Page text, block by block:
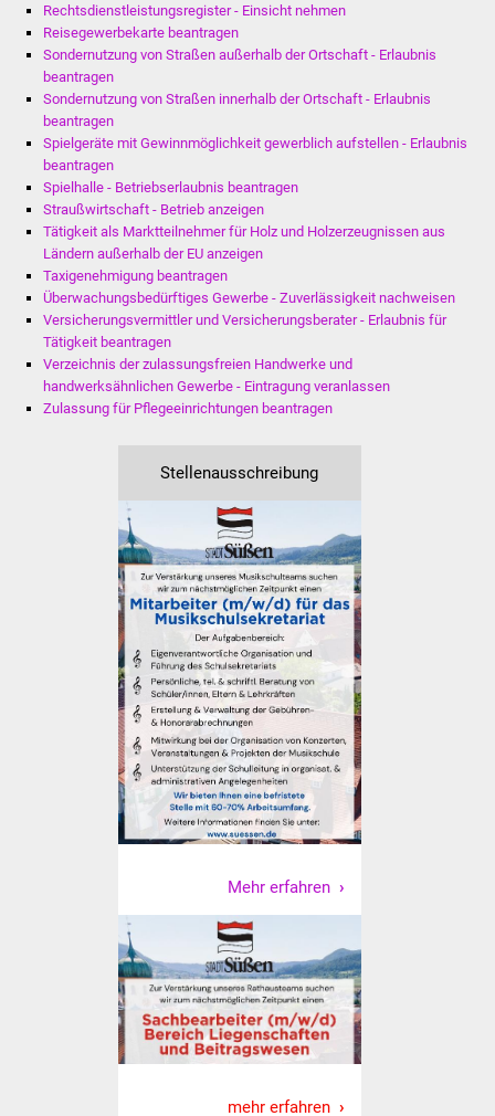
Bürgerinfos
Bildung
Schulen
Kolping-Musikschule
Soziale Einrichtungen
Kirchen
Lokale Agenda
Jugendhaus
Kinder- und
Familienzentrum
Stadtwerke
Suenergie
NETZMonitor
Gesundheit und Notfall
Pflege von Angehörigen
Hitzewarnung / UV-
Index
ÖPNV
Bürgerbus (MOBS)
Rechtsdienstleistungsregister - Einsicht nehmen
Reisegewerbekarte beantragen
Sondernutzung von Straßen außerhalb der Ortschaft - Erlaubnis
beantragen
Sondernutzung von Straßen innerhalb der Ortschaft - Erlaubnis
beantragen
Spielgeräte mit Gewinnmöglichkeit gewerblich aufstellen - Erlaubnis
beantragen
Spielhalle - Betriebserlaubnis beantragen
Straußwirtschaft - Betrieb anzeigen
Tätigkeit als Marktteilnehmer für Holz und Holzerzeugnissen aus
Ländern außerhalb der EU anzeigen
Taxigenehmigung beantragen
Überwachungsbedürftiges Gewerbe - Zuverlässigkeit nachweisen
Versicherungsvermittler und Versicherungsberater - Erlaubnis für
Tätigkeit beantragen
Verzeichnis der zulassungsfreien Handwerke und
handwerksähnlichen Gewerbe - Eintragung veranlassen
Zulassung für Pflegeeinrichtungen beantragen
Stellenausschreibung
Mehr erfahren
mehr erfahren